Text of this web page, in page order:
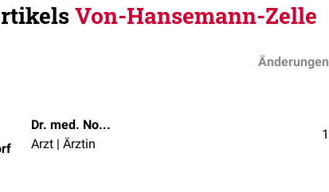
Von-Hansemann-Zelle
Änderungen
Dr. med. Norbert Ostendorf
Arzt | Ärztin
1